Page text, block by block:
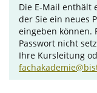
für Ihr Verständnis
erholsameZeit! Das
Gemeindepastoral
Die E-Mail enthält
der Sie ein neues
eingeben können.
Passwort nicht
Ihre Kursleitung